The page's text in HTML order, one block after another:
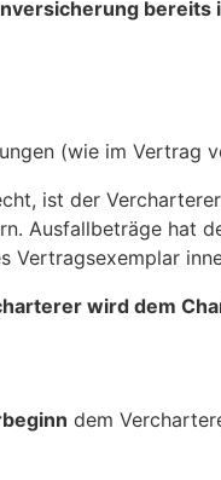
(wie im Vertrag
ist der
Ausfallbeträge hat
wird dem
dem